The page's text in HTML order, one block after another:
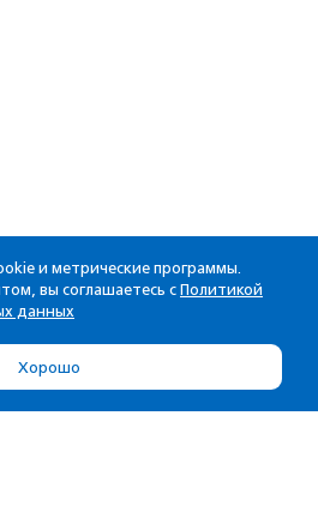
и метрические программы.
вы соглашаетесь с Политикой
данных
Хорошо